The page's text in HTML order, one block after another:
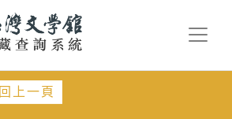
回上一頁